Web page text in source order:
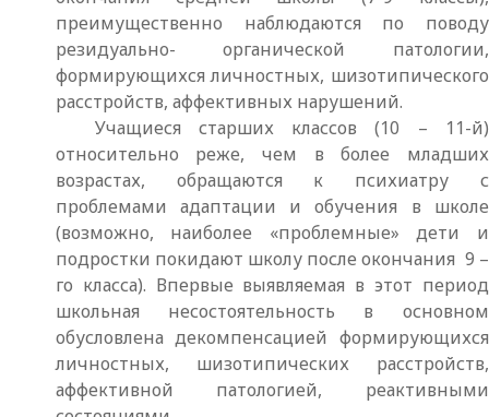
преимущественно наблюдаются по поводу
резидуально- органической патологии,
формирующихся личностных, шизотипического
расстройств, аффективных нарушений.
Учащиеся старших классов (10 – 11-й)
относительно реже, чем в более младших
возрастах, обращаются к психиатру с
проблемами адаптации и обучения в школе
(возможно, наиболее «проблемные» дети и
подростки покидают школу после окончания 9 –
го класса). Впервые выявляемая в этот период
школьная несостоятельность в основном
обусловлена декомпенсацией формирующихся
личностных, шизотипических расстройств,
аффективной патологией, реактивными